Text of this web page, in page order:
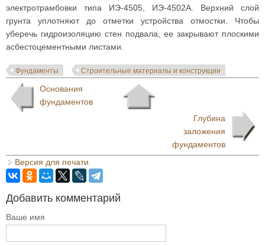
электротрамбовки типа ИЭ-4505, ИЭ-4502А. Верхний слой
грунта уплотняют до отметки устройства отмостки. Чтобы
уберечь гидроизоляцию стен подвала, ее закрывают плоскими
асбестоцементными листами.
Фундаменты Строительные материалы и конструкции
Основания
фундаментов
Глубина
заложения
фундаментов
Версия для печати
Добавить комментарий
Ваше имя